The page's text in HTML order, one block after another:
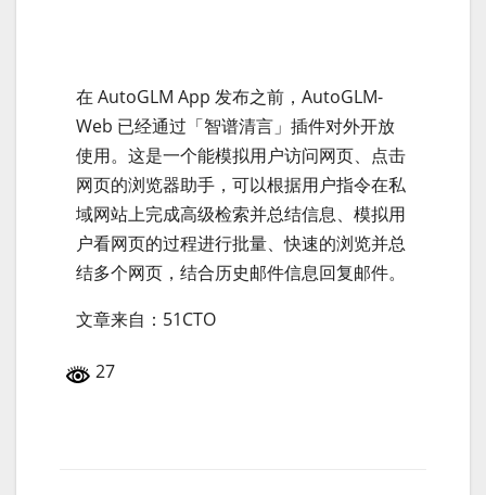
在 AutoGLM App 发布之前，AutoGLM-
Web 已经通过「智谱清言」插件对外开放
使用。这是一个能模拟用户访问网页、点击
网页的浏览器助手，可以根据用户指令在私
域网站上完成高级检索并总结信息、模拟用
户看网页的过程进行批量、快速的浏览并总
结多个网页，结合历史邮件信息回复邮件。
文章来自：51CTO
27